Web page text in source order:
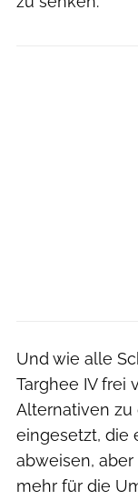
Und wie alle
Targhee IV frei
Alternativen
eingesetzt, die
abweisen,
mehr für die